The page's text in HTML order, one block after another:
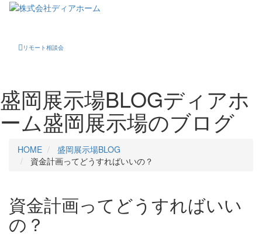
リモート相談会
盛岡展示場BLOGディアホ
ーム盛岡展示場のブログ
HOME
盛岡展示場BLOG
資金計画ってどうすればいいの？
資金計画ってどうすればいい
の？